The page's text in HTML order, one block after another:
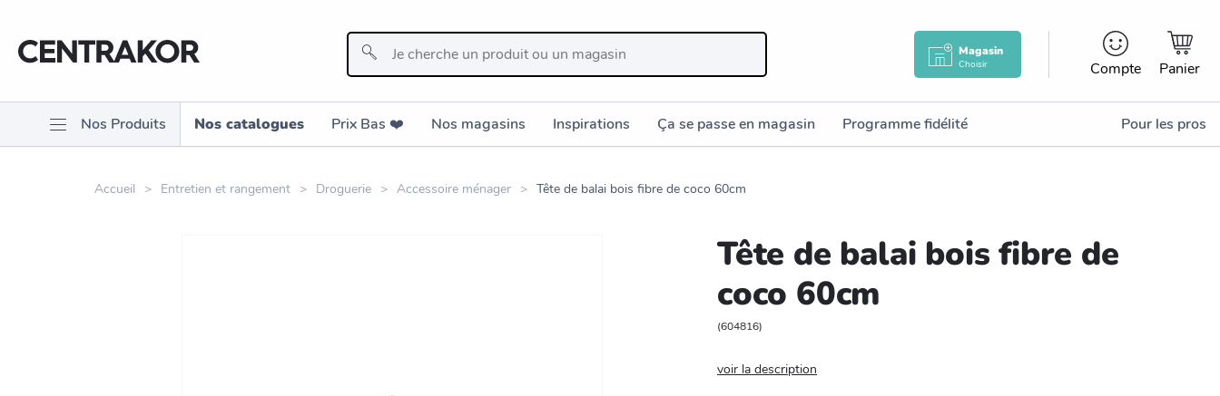
Magasin
Choisir Compte Panier
Nos Produits Nos catalogues Prix Bas ❤️️ Nos magasins Inspirations Ça se passe en magasin Programme fidélité Pour les pros
Accueil Entretien et rangement Droguerie Accessoire ménager Tête de balai bois fibre de coco 60cm
Tête de balai bois fibre de
coco 60cm
(604816)
voir la description